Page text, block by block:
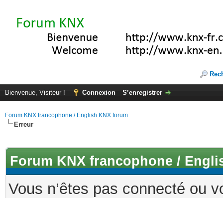
Bienvenue, Visiteur ! Connexion S’enregistrer
Forum KNX francophone / English KNX forum
Erreur
Forum KNX francophone /
Vous n’êtes pas connecté ou